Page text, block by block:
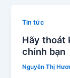
Tin tức
Hãy thoát
chính bạn
Nguyễn Thị